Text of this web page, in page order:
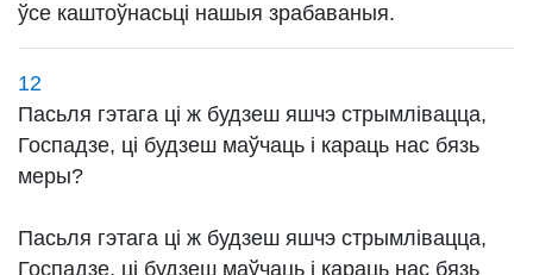
ўсе каштоўнасьці нашыя зрабаваныя.
12
Пасьля гэтага ці ж будзеш яшчэ стрымлівацца,
Госпадзе, ці будзеш маўчаць і караць нас бязь
меры?
Пасьля гэтага ці ж будзеш яшчэ стрымлівацца,
Госпадзе, ці будзеш маўчаць і караць нас бязь